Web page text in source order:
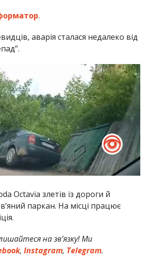
.
аварія сталася недалеко від
Octavia злетів із дороги й
паркан. На місці працює
на зв’язку! Ми
, Instagram, Telegram.